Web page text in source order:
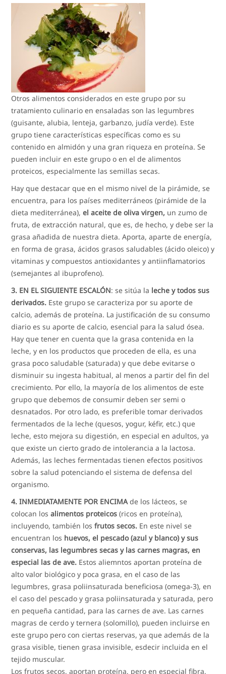
Otros alimentos considerados en este grupo por su
tratamiento culinario en ensaladas son las legumbres
(guisante, alubia, lenteja, garbanzo, judía verde). Este
grupo tiene características específicas como es su
contenido en almidón y una gran riqueza en proteína. Se
pueden incluir en este grupo o en el de alimentos
proteicos, especialmente las semillas secas.
Hay que destacar que en el mismo nivel de la pirámide, se
encuentra, para los países mediterráneos (pirámide de la
dieta mediterránea),el aceite de oliva virgen, un zumo de
fruta, de extracción natural, que es, de hecho, y debe ser la
grasa añadida de nuestra dieta. Aporta, aparte de energía,
en forma de grasa, ácidos grasos saludables (ácido oleico) y
vitaminas y compuestos antioxidantes y antiinflamatorios
(semejantes al ibuprofeno).
3. EN EL SIGUIENTE ESCALÓN: se sitúa la leche y todos sus
derivados. Este grupo se caracteriza por su aporte de
calcio, además de proteína. La justificación de su consumo
diario es su aporte de calcio, esencial para la salud ósea.
Hay que tener en cuenta que la grasa contenida en la
leche, y en los productos que proceden de ella, es una
grasa poco saludable (saturada) y que debe evitarse o
disminuir su ingesta habitual, al menos a partir del fin del
crecimiento. Por ello, la mayoría de los alimentos de este
grupo que debemos de consumir deben ser semi o
desnatados. Por otro lado, es preferible tomar derivados
fermentados de la leche (quesos, yogur, kéfir, etc.) que
leche, esto mejora su digestión, en especial en adultos, ya
que existe un cierto grado de intolerancia a la lactosa.
Además, las leches fermentadas tienen efectos positivos
sobre la salud potenciando el sistema de defensa del
organismo.
4. INMEDIATAMENTE POR ENCIMA de los lácteos, se
colocan losalimentos proteicos (ricos en proteína),
incluyendo, también losfrutos secos. En este nivel se
encuentran los huevos, el pescado (azul y blanco) y sus
conservas, las legumbres secas y las carnes magras, en
especial las de ave. Estos aliemntos aportan proteína de
alto valor biológico y poca grasa, en el caso de las
legumbres, grasa poliinsaturada beneficiosa (omega-3), en
el caso del pescado y grasa poliinsaturada y saturada, pero
en pequeña cantidad, para las carnes de ave. Las carnes
magras de cerdo y ternera (solomillo), pueden incluirse en
este grupo pero con ciertas reservas, ya que además de la
grasa visible, tienen grasa invisible, esdecir incluida en el
tejido muscular.
Los frutos secos, aportan proteína, pero en especial fibra,